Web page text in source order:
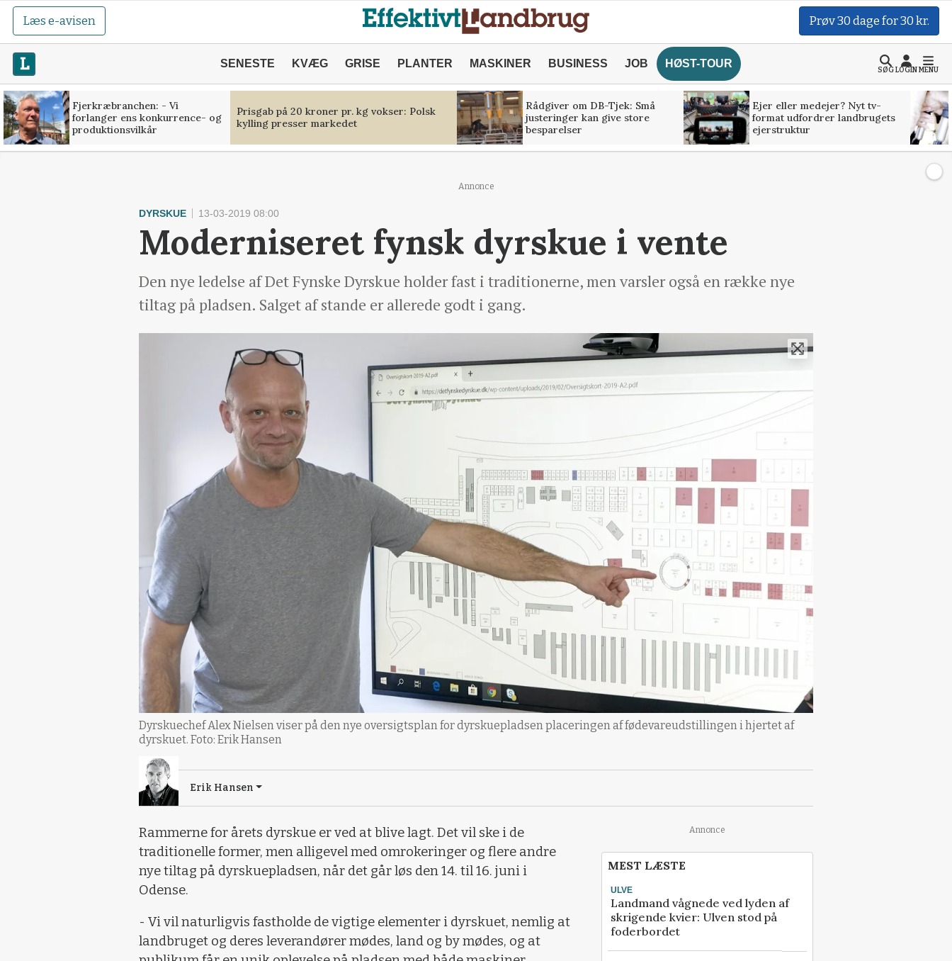
Læs e-avisen Prøv 30 dage for 30 kr.
SENESTE KVÆG GRISE PLANTER MASKINER BUSINESS JOB HØST-TOUR
SØGLOGINMENU
Fjerkræbranchen: - Vi
forlanger ens konkurrence- og
produktionsvilkår
Prisgab på 20 kroner pr. kg vokser: Polsk
kylling presser markedet
Rådgiver om DB-Tjek: Små
justeringer kan give store
besparelser
Ejer eller medejer? Nyt tv-
format udfordrer landbrugets
ejerstruktur
Annonce
DYRSKUE 13-03-2019 08:00
Moderniseret fynsk dyrskue i vente
Den nye ledelse af Det Fynske Dyrskue holder fast i traditionerne, men varsler også en række nye
tiltag på pladsen. Salget af stande er allerede godt i gang.
Dyrskuechef Alex Nielsen viser på den nye oversigtsplan for dyrskuepladsen placeringen af fødevareudstillingen i hjertet af
dyrskuet. Foto: Erik Hansen
Erik Hansen
Rammerne for årets dyrskue er ved at blive lagt. Det vil ske i de
traditionelle former, men alligevel med omrokeringer og flere andre
nye tiltag på dyrskuepladsen, når det går løs den 14. til 16. juni i
Odense.
- Vi vil naturligvis fastholde de vigtige elementer i dyrskuet, nemlig at
landbruget og deres leverandører mødes, land og by mødes, og at
Annonce
MEST LÆSTE
ULVE
Landmand vågnede ved lyden af
skrigende kvier: Ulven stod på
foderbordet